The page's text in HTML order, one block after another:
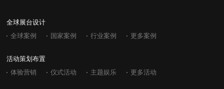
全球展台设计
全球案例 国家案例 行业案例 更多案例
活动策划布置
体验营销 仪式活动 主题娱乐 更多活动